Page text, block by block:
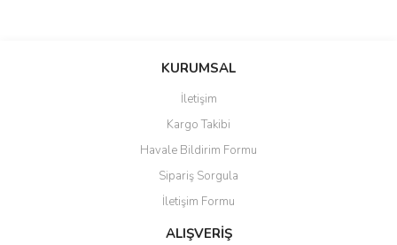
KURUMSAL
İletişim
Kargo Takibi
Havale Bildirim Formu
Sipariş Sorgula
İletişim Formu
ALIŞVERİŞ